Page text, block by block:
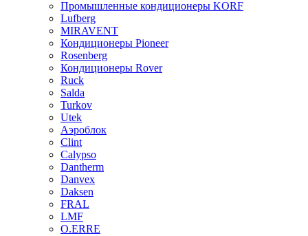
Промышленные кондиционеры KORF
Lufberg
MIRAVENT
Кондиционеры Pioneer
Rosenberg
Кондиционеры Rover
Ruck
Salda
Turkov
Utek
Аэроблок
Clint
Calypso
Dantherm
Danvex
Daksen
FRAL
LMF
O.ERRE